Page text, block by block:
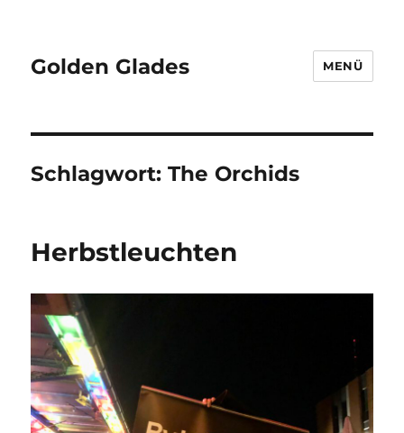
Golden Glades MENÜ
Schlagwort:The Orchids
Herbstleuchten